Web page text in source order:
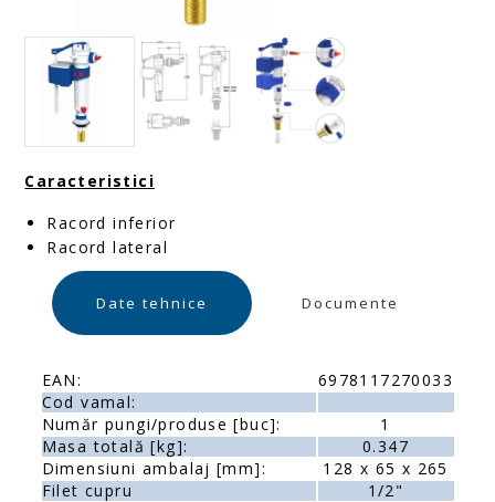
Caracteristici
Racord inferior
Racord lateral
Date tehnice Documente
EAN:
6978117270033
Cod vamal:
Număr pungi/produse [buc]:
1
Masa totală [kg]:
0.347
Dimensiuni ambalaj [mm]:
128 x 65 x 265
Filet cupru
1/2"